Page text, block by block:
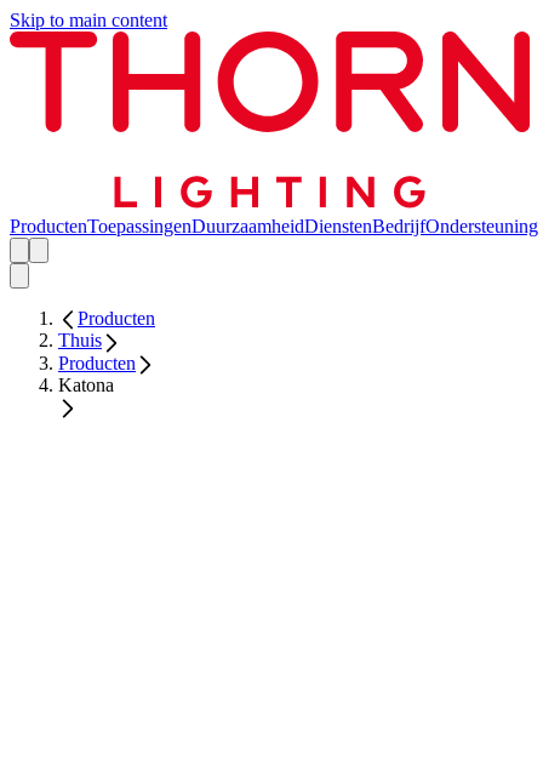
Skip to main content
ProductenToepassingenDuurzaamheidDienstenBedrijfOndersteuning
Producten
Thuis
Producten
Katona